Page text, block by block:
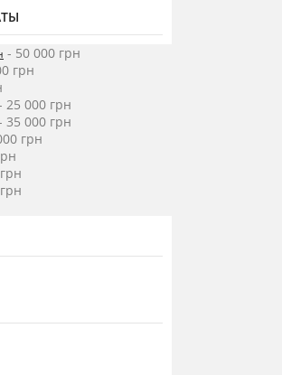
- 50 000 грн
грн
25 000 грн
35 000 грн
грн